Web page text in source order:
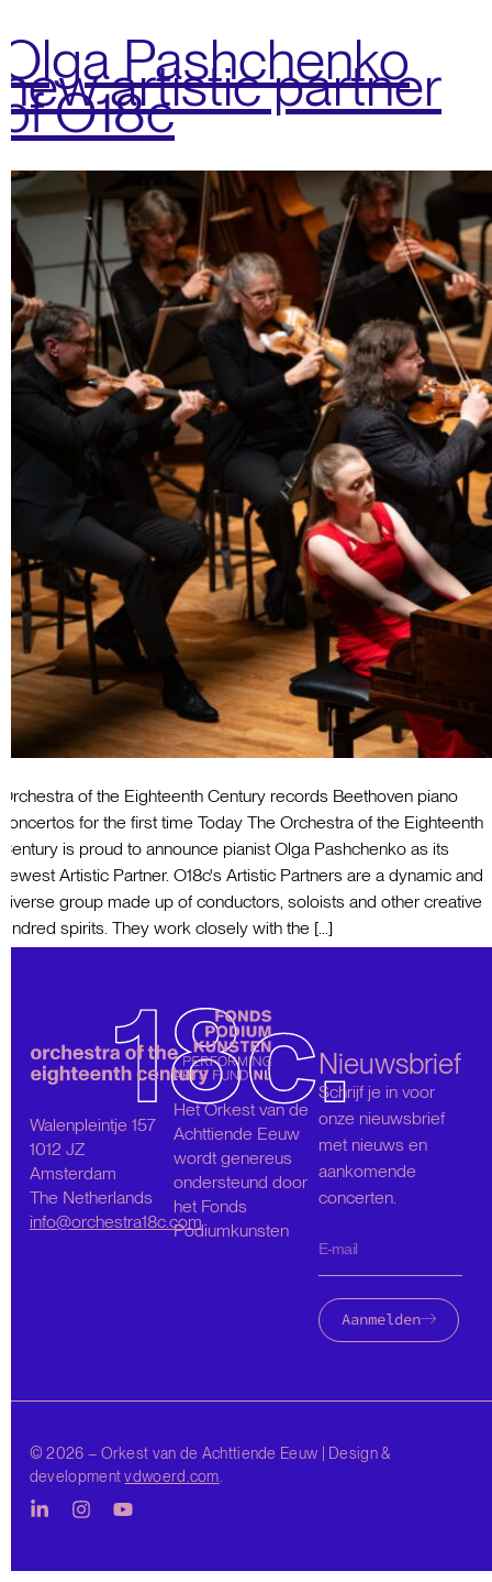
Olga Pashchenko
new artistic partner
of O18c
Orchestra of the Eighteenth Century records Beethoven piano
concertos for the first time Today The Orchestra of the Eighteenth
Century is proud to announce pianist Olga Pashchenko as its
newest Artistic Partner. O18c's Artistic Partners are a dynamic and
diverse group made up of conductors, soloists and other creative
kindred spirits. They work closely with the [...]
Walenpleintje 157
1012 JZ
Amsterdam
The Netherlands
info@orchestra18c.com
Het Orkest van de
Achttiende Eeuw
wordt genereus
ondersteund door
het Fonds
Podiumkunsten
Nieuwsbrief
Schrijf je in voor
onze nieuwsbrief
met nieuws en
aankomende
concerten.
Aanmelden
© 2026 – Orkest van de Achttiende Eeuw | Design &
developmentvdwoerd.com